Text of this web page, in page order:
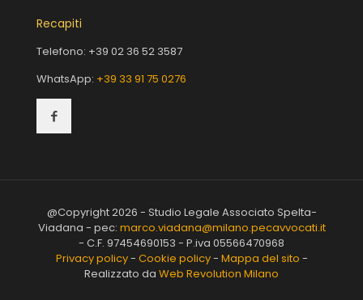
Recapiti
Telefono: +39 02 36 52 3587
WhatsApp: +39 33 91 75 0276
@Copyright 2026 - Studio Legale Associato Spelta-
Viadana - pec: marco.viadana@milano.pecavvocati.it
- C.F. 97454690153 - P.iva 05566470968
Privacy policy- Cookie policy- Mappa del sito -
Realizzato da Web Revolution Milano